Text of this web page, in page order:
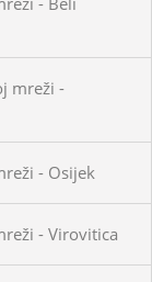
mreži -
- Osijek
- Virovitica